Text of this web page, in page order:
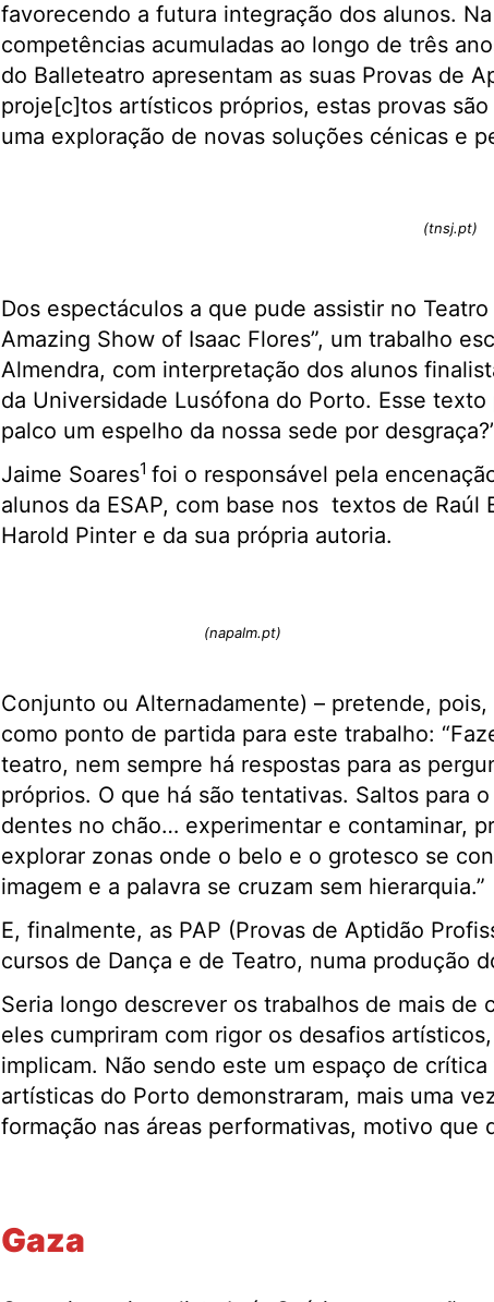
favorecendo a futura integração dos alunos.
competências acumuladas ao longo de três
do Balleteatro apresentam as suas Provas de
proje[c]tos artísticos próprios, estas provas
uma exploração de novas soluções cénicas e
(tnsj.pt)
Dos espectáculos a que pude assistir no
Amazing Show of Isaac Flores”, um trabalho
Almendra, com interpretação dos alunos
da Universidade Lusófona do Porto. Esse
palco um espelho da nossa sede por
Jaime Soares1 foi o responsável pela
alunos da ESAP, com base nos textos de Raúl
Harold Pinter e da sua própria autoria.
(napalm.pt)
Conjunto ou Alternadamente) – pretende,
como ponto de partida para este trabalho:
teatro, nem sempre há respostas para as
próprios. O que há são tentativas. Saltos para
dentes no chão… experimentar e contaminar,
explorar zonas onde o belo e o grotesco se
imagem e a palavra se cruzam sem hierarquia.”
E, finalmente, as PAP (Provas de Aptidão
cursos de Dança e de Teatro, numa produção
Seria longo descrever os trabalhos de mais de
eles cumpriram com rigor os desafios
implicam. Não sendo este um espaço de
artísticas do Porto demonstraram, mais uma
formação nas áreas performativas, motivo que
Gaza